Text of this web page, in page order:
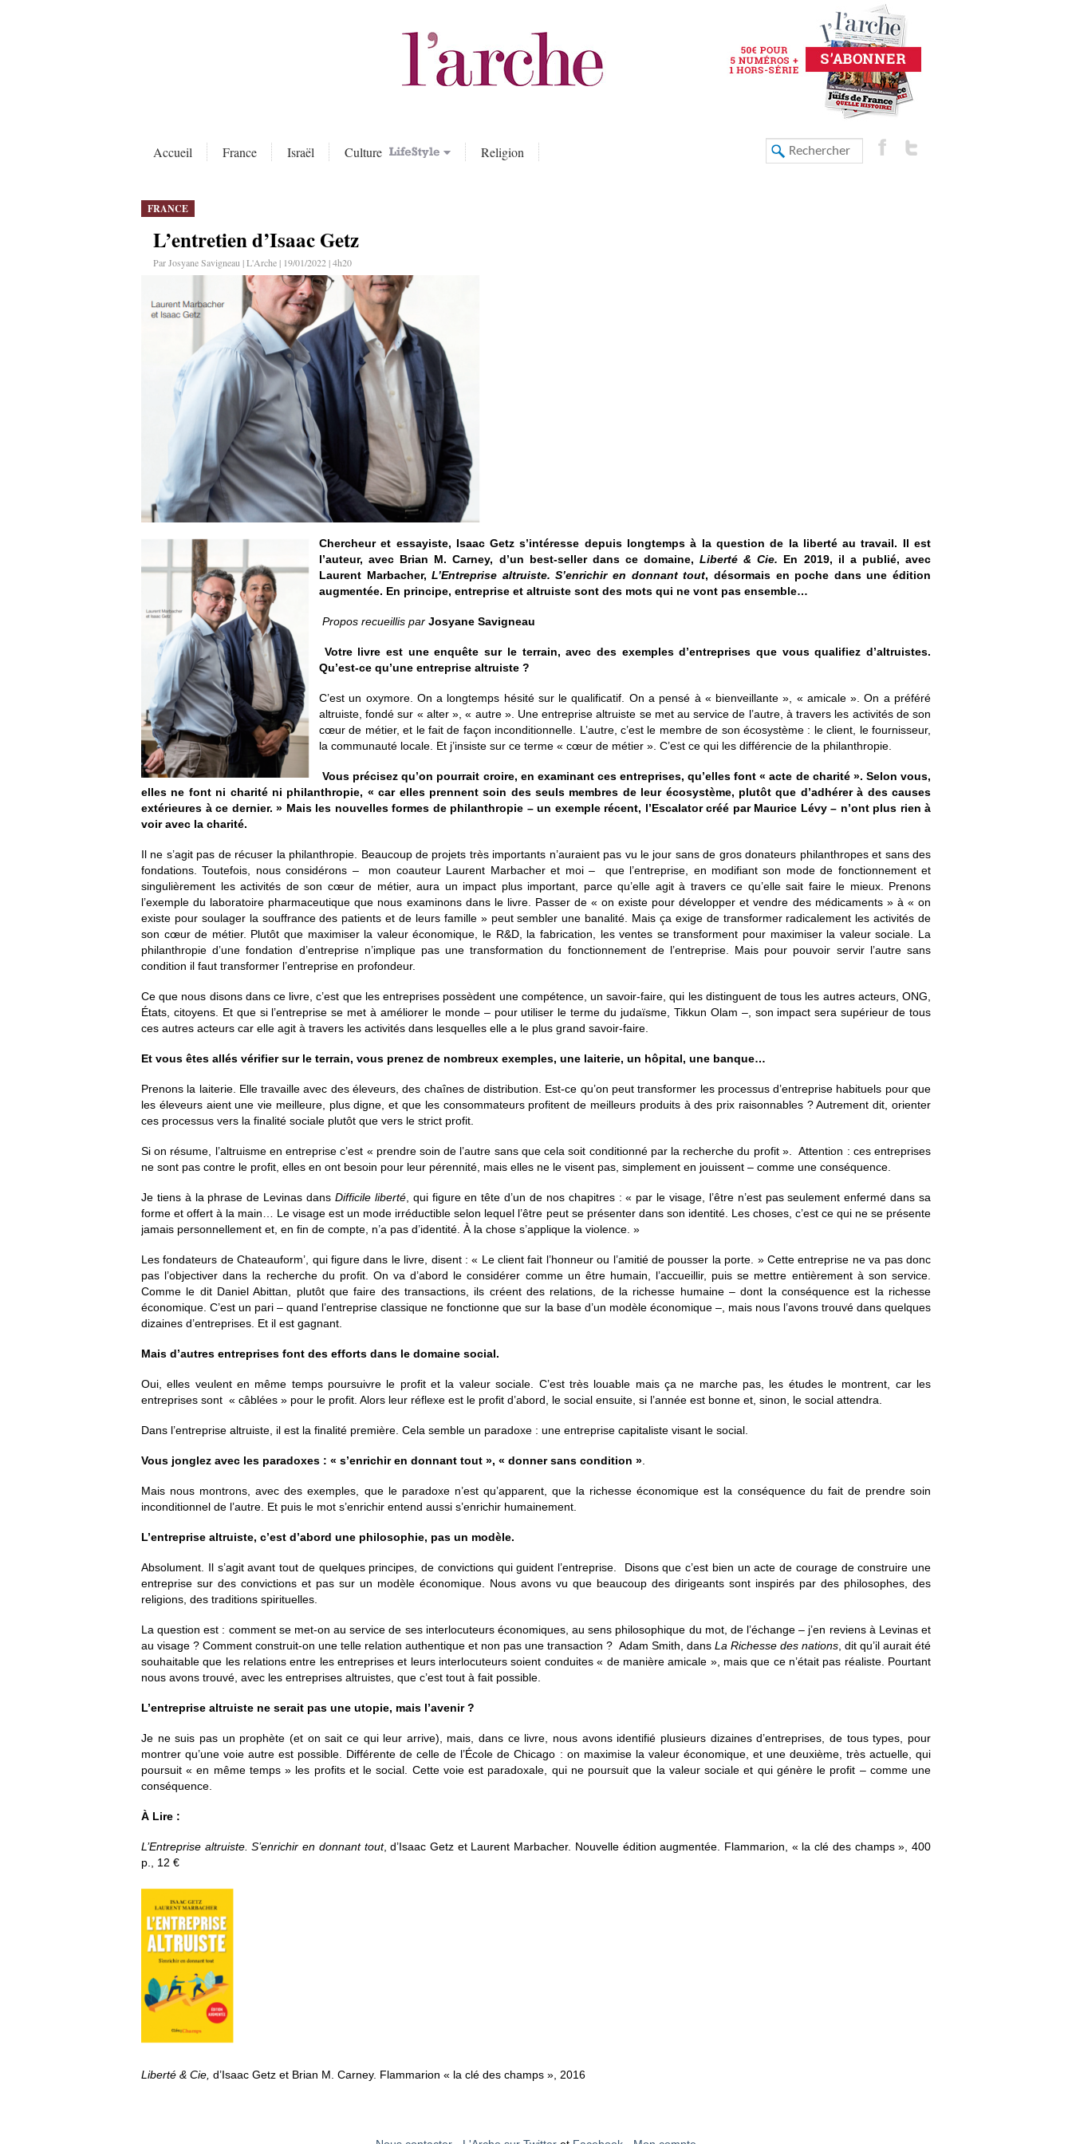
Accueil France Israël Culture Religion
FRANCE
L’entretien d’Isaac Getz
Par Josyane Savigneau | L'Arche | 19/01/2022 | 4h20
Chercheur et essayiste, Isaac Getz s’intéresse depuis longtemps à la question de la liberté au travail. Il est
l’auteur, avec Brian M. Carney, d’un best-seller dans ce domaine,Liberté & Cie. En 2019, il a publié, avec
Laurent Marbacher,L’Entreprise altruiste. S’enrichir en donnant tout, désormais en poche dans une édition
augmentée. En principe, entreprise et altruiste sont des mots qui ne vont pas ensemble…
Propos recueillis par Josyane Savigneau
Votre livre est une enquête sur le terrain, avec des exemples d’entreprises que vous qualifiez d’altruistes.
Qu’est-ce qu’une entreprise altruiste ?
C’est un oxymore. On a longtemps hésité sur le qualificatif. On a pensé à « bienveillante », « amicale ». On a préféré
altruiste, fondé sur « alter », « autre ». Une entreprise altruiste se met au service de l’autre, à travers les activités de son
cœur de métier, et le fait de façon inconditionnelle. L’autre, c’est le membre de son écosystème : le client, le fournisseur,
la communauté locale. Et j’insiste sur ce terme « cœur de métier ». C’est ce qui les différencie de la philanthropie.
Vous précisez qu’on pourrait croire, en examinant ces entreprises, qu’elles font « acte de charité ». Selon vous,
elles ne font ni charité ni philanthropie, « car elles prennent soin des seuls membres de leur écosystème, plutôt que d’adhérer à des causes
extérieures à ce dernier. » Mais les nouvelles formes de philanthropie – un exemple récent, l’Escalator créé par Maurice Lévy – n’ont plus rien à
voir avec la charité.
Il ne s’agit pas de récuser la philanthropie. Beaucoup de projets très importants n’auraient pas vu le jour sans de gros donateurs philanthropes et sans des
fondations. Toutefois, nous considérons – mon coauteur Laurent Marbacher et moi – que l’entreprise, en modifiant son mode de fonctionnement et
singulièrement les activités de son cœur de métier, aura un impact plus important, parce qu’elle agit à travers ce qu’elle sait faire le mieux. Prenons
l’exemple du laboratoire pharmaceutique que nous examinons dans le livre. Passer de « on existe pour développer et vendre des médicaments » à « on
existe pour soulager la souffrance des patients et de leurs famille » peut sembler une banalité. Mais ça exige de transformer radicalement les activités de
son cœur de métier. Plutôt que maximiser la valeur économique, le R&D, la fabrication, les ventes se transforment pour maximiser la valeur sociale. La
philanthropie d’une fondation d’entreprise n’implique pas une transformation du fonctionnement de l’entreprise. Mais pour pouvoir servir l’autre sans
condition il faut transformer l’entreprise en profondeur.
Ce que nous disons dans ce livre, c’est que les entreprises possèdent une compétence, un savoir-faire, qui les distinguent de tous les autres acteurs, ONG,
États, citoyens. Et que si l’entreprise se met à améliorer le monde – pour utiliser le terme du judaïsme, Tikkun Olam –, son impact sera supérieur de tous
ces autres acteurs car elle agit à travers les activités dans lesquelles elle a le plus grand savoir-faire.
Et vous êtes allés vérifier sur le terrain, vous prenez de nombreux exemples, une laiterie, un hôpital, une banque…
Prenons la laiterie. Elle travaille avec des éleveurs, des chaînes de distribution. Est-ce qu’on peut transformer les processus d’entreprise habituels pour que
les éleveurs aient une vie meilleure, plus digne, et que les consommateurs profitent de meilleurs produits à des prix raisonnables ? Autrement dit, orienter
ces processus vers la finalité sociale plutôt que vers le strict profit.
Si on résume, l’altruisme en entreprise c’est « prendre soin de l’autre sans que cela soit conditionné par la recherche du profit ». Attention : ces entreprises
ne sont pas contre le profit, elles en ont besoin pour leur pérennité, mais elles ne le visent pas, simplement en jouissent – comme une conséquence.
Je tiens à la phrase de Levinas dans Difficile liberté, qui figure en tête d’un de nos chapitres : « par le visage, l’être n’est pas seulement enfermé dans sa
forme et offert à la main… Le visage est un mode irréductible selon lequel l’être peut se présenter dans son identité. Les choses, c’est ce qui ne se présente
jamais personnellement et, en fin de compte, n’a pas d’identité. À la chose s’applique la violence. »
Les fondateurs de Chateauform’, qui figure dans le livre, disent : « Le client fait l’honneur ou l’amitié de pousser la porte. » Cette entreprise ne va pas donc
pas l’objectiver dans la recherche du profit. On va d’abord le considérer comme un être humain, l’accueillir, puis se mettre entièrement à son service.
Comme le dit Daniel Abittan, plutôt que faire des transactions, ils créent des relations, de la richesse humaine – dont la conséquence est la richesse
économique. C’est un pari – quand l’entreprise classique ne fonctionne que sur la base d’un modèle économique –, mais nous l’avons trouvé dans quelques
dizaines d’entreprises. Et il est gagnant.
Mais d’autres entreprises font des efforts dans le domaine social.
Oui, elles veulent en même temps poursuivre le profit et la valeur sociale. C’est très louable mais ça ne marche pas, les études le montrent, car les
entreprises sont « câblées » pour le profit. Alors leur réflexe est le profit d’abord, le social ensuite, si l’année est bonne et, sinon, le social attendra.
Dans l’entreprise altruiste, il est la finalité première. Cela semble un paradoxe : une entreprise capitaliste visant le social.
Vous jonglez avec les paradoxes : « s’enrichir en donnant tout », « donner sans condition »
Mais nous montrons, avec des exemples, que le paradoxe n’est qu’apparent, que la richesse économique est la conséquence du fait de prendre soin
inconditionnel de l’autre. Et puis le mot s’enrichir entend aussi s’enrichir humainement.
L’entreprise altruiste, c’est d’abord une philosophie, pas un modèle.
Absolument. Il s’agit avant tout de quelques principes, de convictions qui guident l’entreprise. Disons que c’est bien un acte de courage de construire une
entreprise sur des convictions et pas sur un modèle économique. Nous avons vu que beaucoup des dirigeants sont inspirés par des philosophes, des
religions, des traditions spirituelles.
La question est : comment se met-on au service de ses interlocuteurs économiques, au sens philosophique du mot, de l’échange – j’en reviens à Levinas et
au visage ? Comment construit-on une telle relation authentique et non pas une transaction ? Adam Smith, dans La Richesse des nations , dit qu’il aurait été
souhaitable que les relations entre les entreprises et leurs interlocuteurs soient conduites « de manière amicale », mais que ce n’était pas réaliste. Pourtant
nous avons trouvé, avec les entreprises altruistes, que c’est tout à fait possible.
L’entreprise altruiste ne serait pas une utopie, mais l’avenir ?
Je ne suis pas un prophète (et on sait ce qui leur arrive), mais, dans ce livre, nous avons identifié plusieurs dizaines d’entreprises, de tous types, pour
montrer qu’une voie autre est possible. Différente de celle de l’École de Chicago : on maximise la valeur économique, et une deuxième, très actuelle, qui
poursuit « en même temps » les profits et le social. Cette voie est paradoxale, qui ne poursuit que la valeur sociale et qui génère le profit – comme une
conséquence.
À Lire :
L’Entreprise altruiste. S’enrichir en donnant tout, d’Isaac Getz et Laurent Marbacher. Nouvelle édition augmentée. Flammarion, « la clé des champs », 400
p., 12 €
Liberté & Cie, d’Isaac Getz et Brian M. Carney. Flammarion « la clé des champs », 2016